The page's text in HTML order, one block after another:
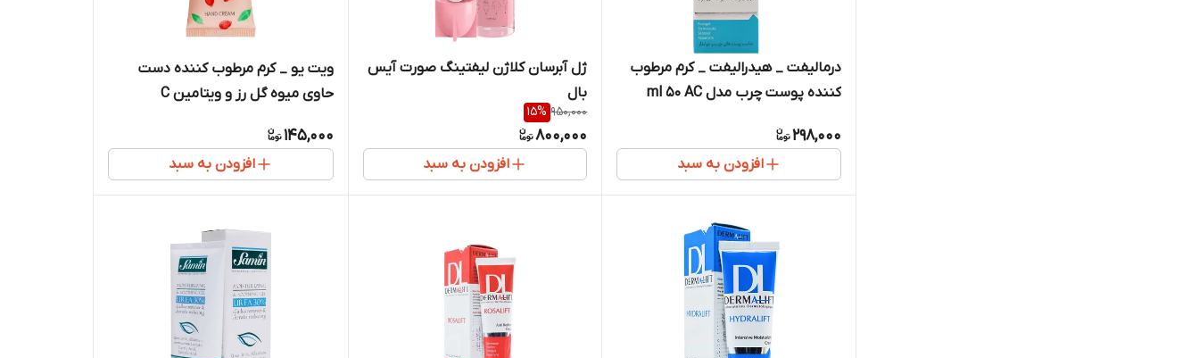
درمالیفت _ هیدرالیفت _ کرم مرطوب
کننده پوست چرب مدل ml 50 AC
298,000
افزودن به سبد
ژل آبرسان کلاژن لیفتینگ صورت آیس
بال
950,000
15%
800,000
افزودن به سبد
ویت یو _ کرم مرطوب کننده دست
حاوی میوه گل رز و ویتامین C
145,000
افزودن به سبد